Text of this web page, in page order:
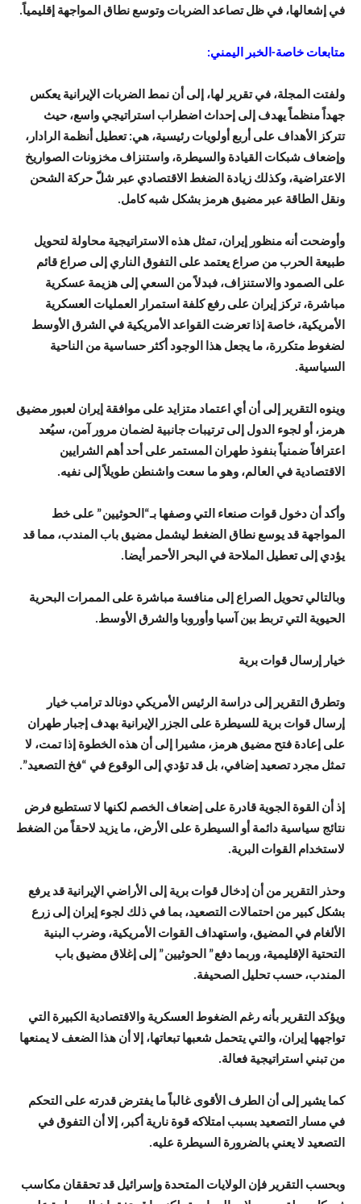
في إشعالها، في ظل تصاعد الضربات وتوسع نطاق المواجهة إقليمياً.
متابعات خاصة-الخبر اليمني:
ولفتت المجلة، في تقرير لها، إلى أن نمط الضربات الإيرانية يعكس
جهداً منظماً يهدف إلى إحداث اضطراب استراتيجي واسع، حيث
تتركز الأهداف على أربع أولويات رئيسية، هي: تعطيل أنظمة الرادار،
وإضعاف شبكات القيادة والسيطرة، واستنزاف مخزونات الصواريخ
الاعتراضية، وكذلك زيادة الضغط الاقتصادي عبر شلّ حركة الشحن
ونقل الطاقة عبر مضيق هرمز بشكل شبه كامل.
وأوضحت أنه منظور إيران، تمثل هذه الاستراتيجية محاولة لتحويل
طبيعة الحرب من صراع يعتمد على التفوق الناري إلى صراع قائم
على الصمود والاستنزاف، فبدلاً من السعي إلى هزيمة عسكرية
مباشرة، تركز إيران على رفع كلفة استمرار العمليات العسكرية
الأمريكية، خاصة إذا تعرضت القواعد الأمريكية في الشرق الأوسط
لضغوط متكررة، ما يجعل هذا الوجود أكثر حساسية من الناحية
السياسية.
وينوه التقرير إلى أن أي اعتماد متزايد على موافقة إيران لعبور مضيق
هرمز، أو لجوء الدول إلى ترتيبات جانبية لضمان مرور آمن، سيُعد
اعترافاً ضمنياً بنفوذ طهران المستمر على أحد أهم الشرايين
الاقتصادية في العالم، وهو ما سعت واشنطن طويلاً إلى نفيه.
وأكد أن دخول قوات صنعاء التي وصفها بـ“الحوثيين” على خط
المواجهة قد يوسع نطاق الضغط ليشمل مضيق باب المندب، مما قد
يؤدي إلى تعطيل الملاحة في البحر الأحمر أيضا.
وبالتالي تحويل الصراع إلى منافسة مباشرة على الممرات البحرية
الحيوية التي تربط بين آسيا وأوروبا والشرق الأوسط.
خيار إرسال قوات برية
وتطرق التقرير إلى دراسة الرئيس الأمريكي دونالد ترامب خيار
إرسال قوات برية للسيطرة على الجزر الإيرانية بهدف إجبار طهران
على إعادة فتح مضيق هرمز، مشيرا إلى أن هذه الخطوة إذا تمت، لا
تمثل مجرد تصعيد إضافي، بل قد تؤدي إلى الوقوع في “فخ التصعيد”.
إذ أن القوة الجوية قادرة على إضعاف الخصم لكنها لا تستطيع فرض
نتائج سياسية دائمة أو السيطرة على الأرض، ما يزيد لاحقاً من الضغط
لاستخدام القوات البرية.
وحذر التقرير من أن إدخال قوات برية إلى الأراضي الإيرانية قد يرفع
بشكل كبير من احتمالات التصعيد، بما في ذلك لجوء إيران إلى زرع
الألغام في المضيق، واستهداف القوات الأمريكية، وضرب البنية
التحتية الإقليمية، وربما دفع” الحوثيين” إلى إغلاق مضيق باب
المندب، حسب تحليل الصحيفة.
ويؤكد التقرير بأنه رغم الضغوط العسكرية والاقتصادية الكبيرة التي
تواجهها إيران، والتي يتحمل شعبها تبعاتها، إلا أن هذا الضعف لا يمنعها
من تبني استراتيجية فعالة.
كما يشير إلى أن الطرف الأقوى غالباً ما يفترض قدرته على التحكم
في مسار التصعيد بسبب امتلاكه قوة نارية أكبر، إلا أن التفوق في
التصعيد لا يعني بالضرورة السيطرة عليه.
وبحسب التقرير فإن الولايات المتحدة وإسرائيل قد تحققان مكاسب